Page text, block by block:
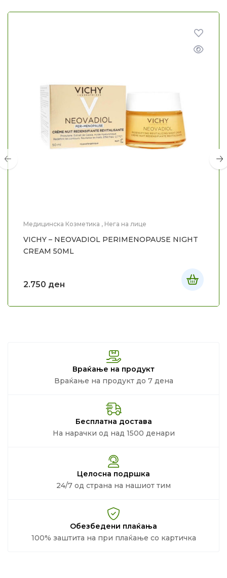
Медицинска Козметика , Нега на лице
VICHY – NEOVADIOL PERIMENOPAUSE NIGHT
CREAM 50ML
2.750 ден
Враќање на продукт
Враќање на продукт до 7 дена
Бесплатна достава
На нарачки од над 1500 денари
Целосна подршка
24/7 од страна на нашиот тим
Обезбедени плаќања
100% заштита на при плаќање со картичка